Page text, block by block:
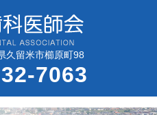
久留米市櫛原町98
7063